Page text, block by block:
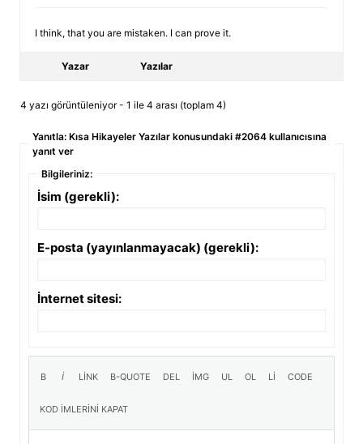
I think, that you are mistaken. I can prove it.
Yazar Yazılar
4 yazı görüntüleniyor - 1 ile 4 arası (toplam 4)
Yanıtla: Kısa Hikayeler Yazılar konusundaki #2064 kullanıcısına
yanıt ver
Bilgileriniz:
İsim (gerekli):
E-posta (yayınlanmayacak) (gerekli):
İnternet sitesi: